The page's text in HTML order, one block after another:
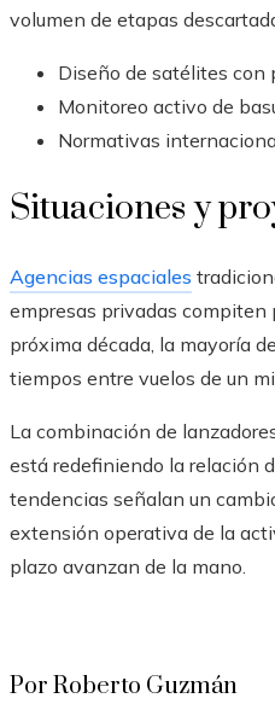
volumen de etapas
Diseño de satélites con
Monitoreo activo de
Normativas
Situaciones y
Agencias espaciales
empresas privadas compiten
próxima década, la mayoría
tiempos entre vuelos de un
La combinación de
está redefiniendo la relación
tendencias señalan un
extensión operativa de la
plazo avanzan de la mano.
Por Roberto Guzmán